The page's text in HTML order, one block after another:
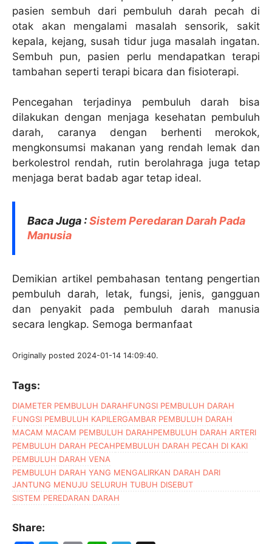
pasien sembuh dari pembuluh darah pecah di
otak akan mengalami masalah sensorik, sakit
kepala, kejang, susah tidur juga masalah ingatan.
Sembuh pun, pasien perlu mendapatkan terapi
tambahan seperti terapi bicara dan fisioterapi.
Pencegahan terjadinya pembuluh darah bisa
dilakukan dengan menjaga kesehatan pembuluh
darah, caranya dengan berhenti merokok,
mengkonsumsi makanan yang rendah lemak dan
berkolestrol rendah, rutin berolahraga juga tetap
menjaga berat badab agar tetap ideal.
Baca Juga :Sistem Peredaran Darah Pada
Manusia
Demikian artikel pembahasan tentang pengertian
pembuluh darah, letak, fungsi, jenis, gangguan
dan penyakit pada pembuluh darah manusia
secara lengkap. Semoga bermanfaat
Originally posted 2024-01-14 14:09:40.
Tags:
DIAMETER PEMBULUH DARAHFUNGSI PEMBULUH DARAH
FUNGSI PEMBULUH KAPILERGAMBAR PEMBULUH DARAH
MACAM MACAM PEMBULUH DARAHPEMBULUH DARAH ARTERI
PEMBULUH DARAH PECAHPEMBULUH DARAH PECAH DI KAKI
PEMBULUH DARAH VENA
PEMBULUH DARAH YANG MENGALIRKAN DARAH DARI
JANTUNG MENUJU SELURUH TUBUH DISEBUT
SISTEM PEREDARAN DARAH
Share: